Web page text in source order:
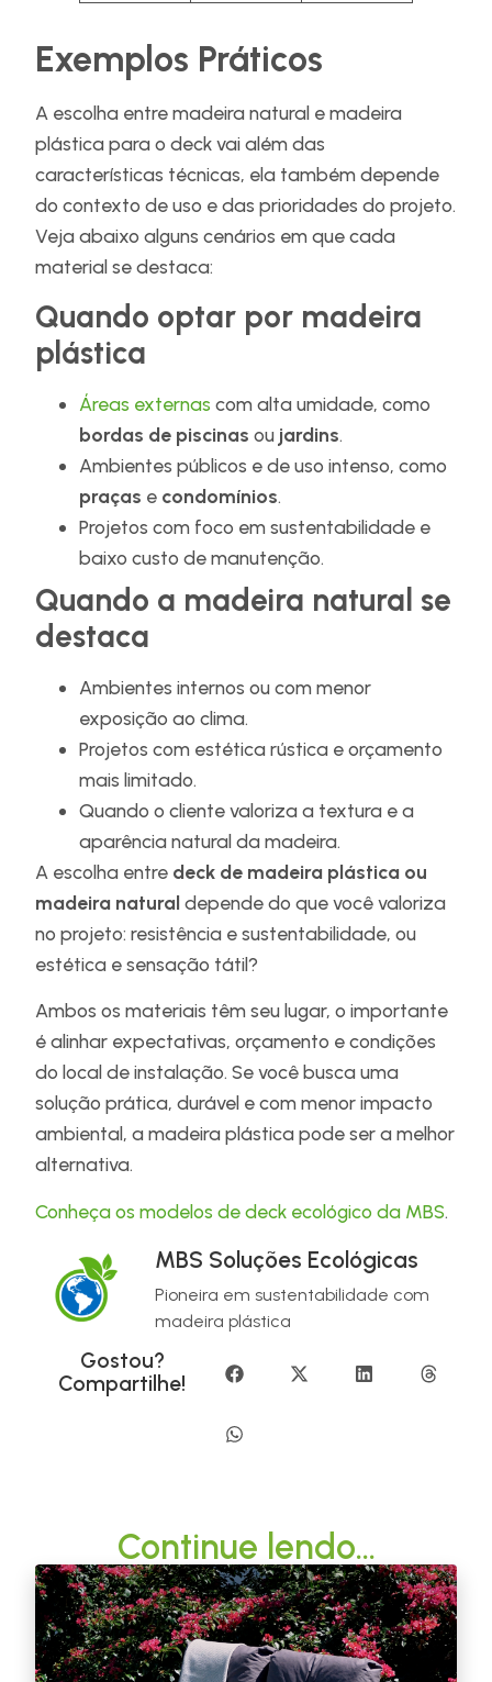
Exemplos Práticos
A escolha entre madeira natural e madeira
plástica para o deck vai além das
características técnicas, ela também depende
do contexto de uso e das prioridades do projeto.
Veja abaixo alguns cenários em que cada
material se destaca:
Quando optar por madeira
plástica
Áreas externas com alta umidade, como
bordas de piscinas ou jardins.
Ambientes públicos e de uso intenso, como
praças e condomínios.
Projetos com foco em sustentabilidade e
baixo custo de manutenção.
Quando a madeira natural se
destaca
Ambientes internos ou com menor
exposição ao clima.
Projetos com estética rústica e orçamento
mais limitado.
Quando o cliente valoriza a textura e a
aparência natural da madeira.
A escolha entre deck de madeira plástica ou
madeira naturaldepende do que você valoriza
no projeto: resistência e sustentabilidade, ou
estética e sensação tátil?
Ambos os materiais têm seu lugar, o importante
é alinhar expectativas, orçamento e condições
do local de instalação. Se você busca uma
solução prática, durável e com menor impacto
ambiental, a madeira plástica pode ser a melhor
alternativa.
Conheça os modelos de deck ecológico da MBS.
MBS Soluções Ecológicas
Pioneira em sustentabilidade com
madeira plástica
Gostou?
Compartilhe!
Continue lendo...